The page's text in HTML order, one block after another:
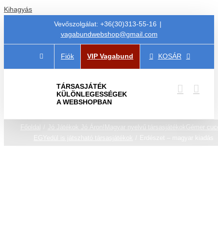
Kihagyás
Vevőszolgálat: +36(30)313-55-16 |
vagabundwebshop@gmail.com
Fiók VIP Vagabund KOSÁR
TÁRSASJÁTÉK
KÜLÖNLEGESSÉGEK
A WEBSHOPBAN
Főoldal Jó Játékok Jó Áron! Magyar nyelvű társasjátékok
Gémer
Erdészet – magyar kiadás